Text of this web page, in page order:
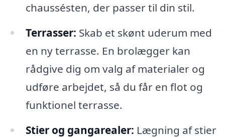
chaussésten, der passer til din stil.
Terrasser: Skab et skønt uderum med
en ny terrasse. En brolægger kan
rådgive dig om valg af materialer og
udføre arbejdet, så du får en flot og
funktionel terrasse.
Stier og gangarealer: Lægning af stier